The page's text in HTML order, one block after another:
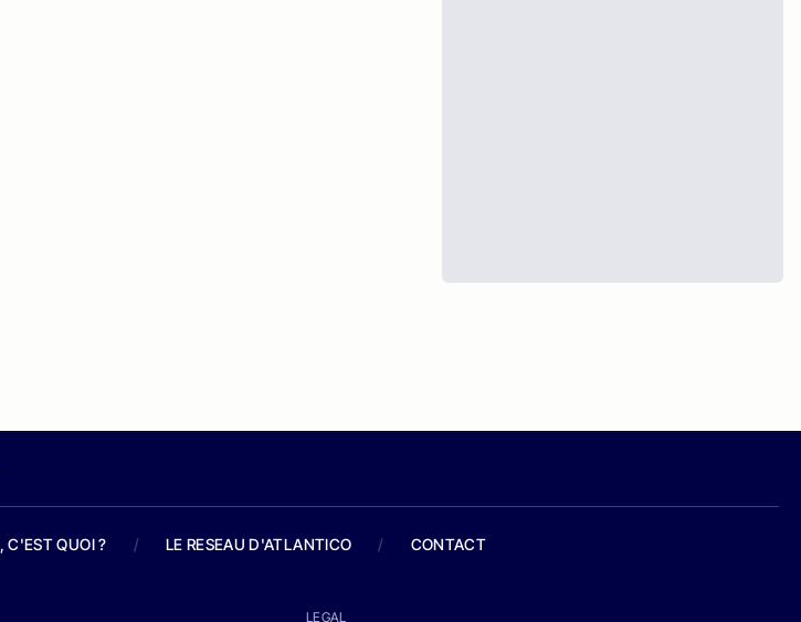
C'EST QUOI ? / LE RESEAU D'ATLANTICO / CONTACT
LEGAL